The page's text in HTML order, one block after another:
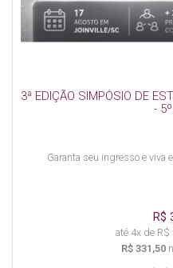
3ª EDIÇÃO SIMPÓSIO DE
-
Garanta seu ingresso e viva
R$
até 4x de
R$ 331,50